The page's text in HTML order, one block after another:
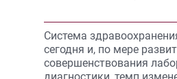
Система
сегодня и, по мере
совершенствования